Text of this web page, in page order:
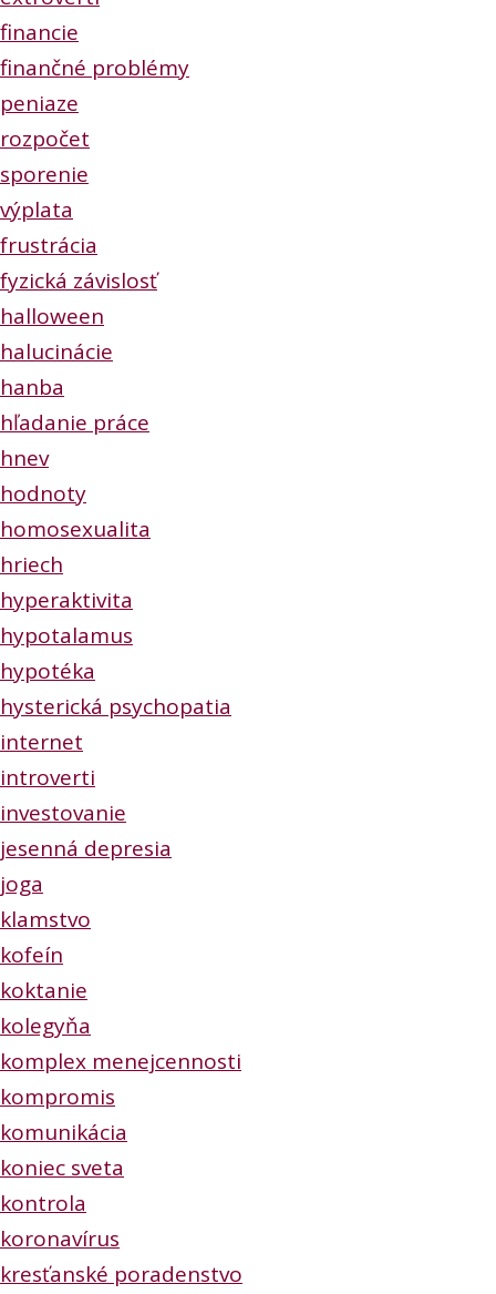
financie
finančné problémy
peniaze
rozpočet
sporenie
výplata
frustrácia
fyzická závislosť
halloween
halucinácie
hanba
hľadanie práce
hnev
hodnoty
homosexualita
hriech
hyperaktivita
hypotalamus
hypotéka
hysterická psychopatia
internet
introverti
investovanie
jesenná depresia
joga
klamstvo
kofeín
koktanie
kolegyňa
komplex menejcennosti
kompromis
komunikácia
koniec sveta
kontrola
koronavírus
kresťanské poradenstvo